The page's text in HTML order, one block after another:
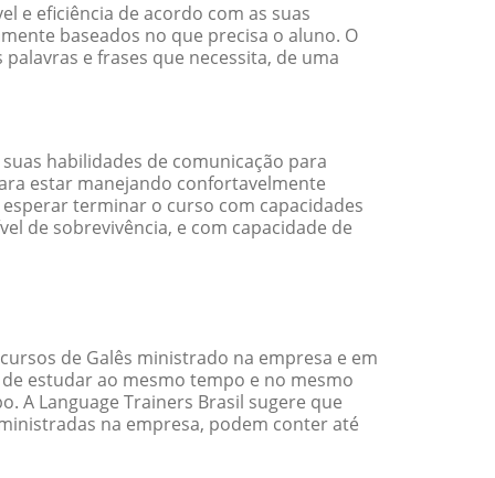
e eficiência de acordo com as suas
baseados no que precisa o aluno. O
e frases que necessita, de uma
habilidades de comunicação para
estar manejando confortavelmente
terminar o curso com capacidades
de sobrevivência, e com capacidade de
de Galês ministrado na empresa e em
estudar ao mesmo tempo e no mesmo
A Language Trainers Brasil sugere que
na empresa, podem conter até